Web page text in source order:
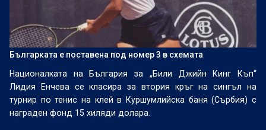
Българката е поставена под номер 3 в схемата
Националката на България за „Били Джийн Кинг Къп“
Лидия Енчева се класира за втория кръг на сингъл на
турнир по тенис на клей в Куршумлийска баня (Сърбия) с
награден фонд 15 хиляди долара.